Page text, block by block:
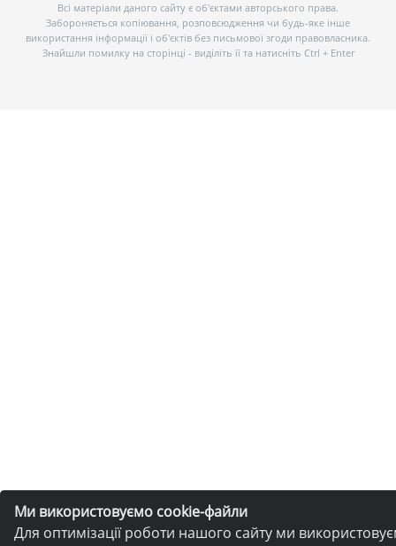
Ми використовуємо cookie-файли
Для оптимізації роботи нашого сайту ми
Всі матеріали даного сайту є об’єктами авторського права.
Забороняється копіювання, розповсюдження чи будь-яке інше
використання інформації і об’єктів без письмової згоди правовласника.
Знайшли помилку на сторінці - виділіть її та натисніть Ctrl + Enter